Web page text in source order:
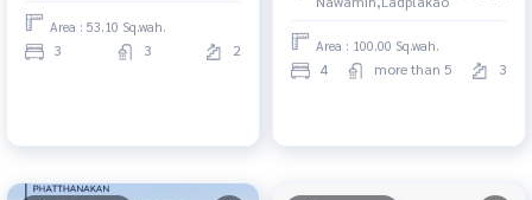
Area : 53.10 Sq.wah.
3 3 2 Area : 100.00 Sq.wah.
4 more than 5 3